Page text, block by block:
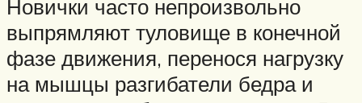
Новички часто непроизвольно
выпрямляют туловище в конечной
фазе движения, перенося нагрузку
на мышцы разгибатели бедра и